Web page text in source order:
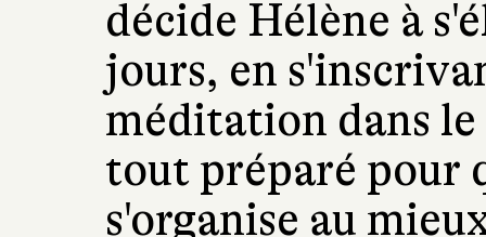
décide Hélène à
jours, en
méditation dans le
tout préparé pour
s'organise au